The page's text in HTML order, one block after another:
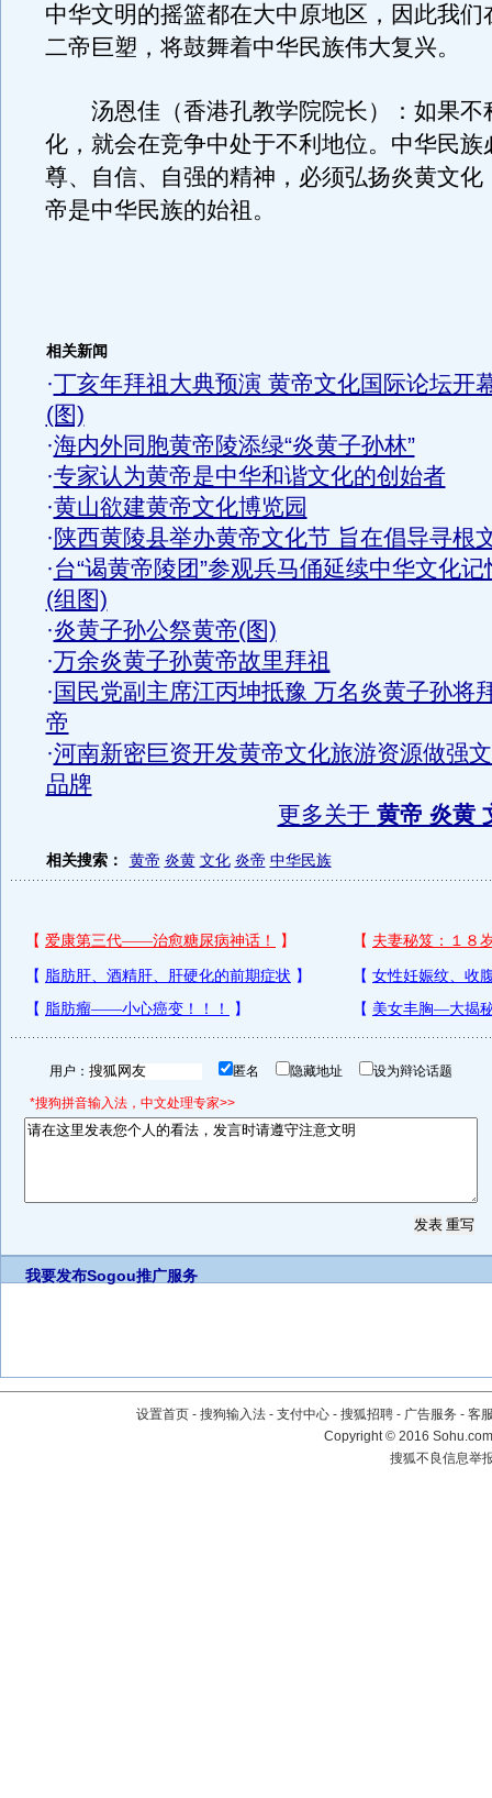
中华文明的摇篮都在大中原地区，因此我们
二帝巨塑，将鼓舞着中华民族伟大复兴。
汤恩佳（香港孔教学院院长）：如果不
化，就会在竞争中处于不利地位。中华民族
尊、自信、自强的精神，必须弘扬炎黄文化
帝是中华民族的始祖。
相关新闻
·丁亥年拜祖大典预演 黄帝文化国际论坛开
(图)
·海内外同胞黄帝陵添绿“炎黄子孙林”
·专家认为黄帝是中华和谐文化的创始者
·黄山欲建黄帝文化博览园
·陕西黄陵县举办黄帝文化节 旨在倡导寻根
·台“谒黄帝陵团”参观兵马俑延续中华文化记
(组图)
·炎黄子孙公祭黄帝(图)
·万余炎黄子孙黄帝故里拜祖
· 国民党副主席江丙坤抵豫 万名炎黄子孙将
帝
·河南新密巨资开发黄帝文化旅游资源做强
品牌
更多关于 黄帝 炎黄
相关搜索： 黄帝 炎黄 文化 炎帝 中华民族
用户： 匿名 隐藏地址 设为辩论话题
*搜狗拼音输入法，中文处理专家>>
我要发布Sogou推广服务
设置首页 - 搜狗输入法 - 支付中心 - 搜狐招聘 - 广告服务 - 客
Copyright©2016
搜狐不良信息举